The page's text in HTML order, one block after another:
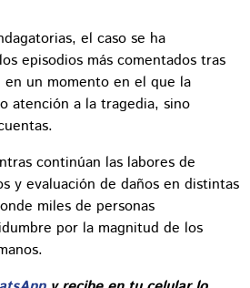
el caso se ha
episodios más comentados tras
en un momento en el que la
atención a la tragedia, sino
continúan las labores de
y evaluación de daños en distintas
miles de personas
por la magnitud de los